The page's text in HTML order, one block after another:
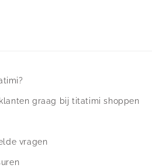
graag bij titatimi shoppen
vragen